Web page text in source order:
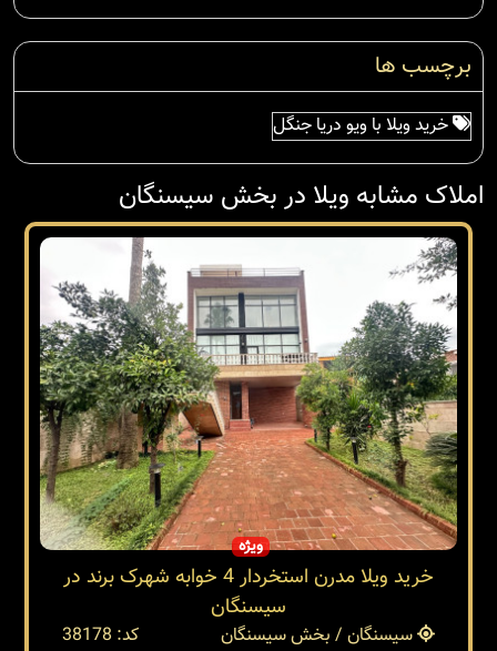
برچسب ها
خرید ویلا با ویو دریا جنگل
املاک مشابه ویلا در بخش سیسنگان
ویژه
خرید ویلا مدرن استخردار 4 خوابه شهرک برند در
سیسنگان
سیسنگان / بخش سیسنگان
کد: 38178